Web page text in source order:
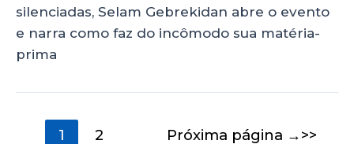
silenciadas, Selam Gebrekidan abre o evento
e narra como faz do incômodo sua matéria-
prima
1 2 Próxima página →